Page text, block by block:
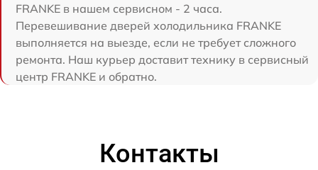
FRANKE в нашем сервисном - 2 часа.
Перевешивание дверей холодильника FRANKE
выполняется на выезде, если не требует сложного
ремонта. Наш курьер доставит технику в сервисный
центр FRANKE и обратно.
Контакты